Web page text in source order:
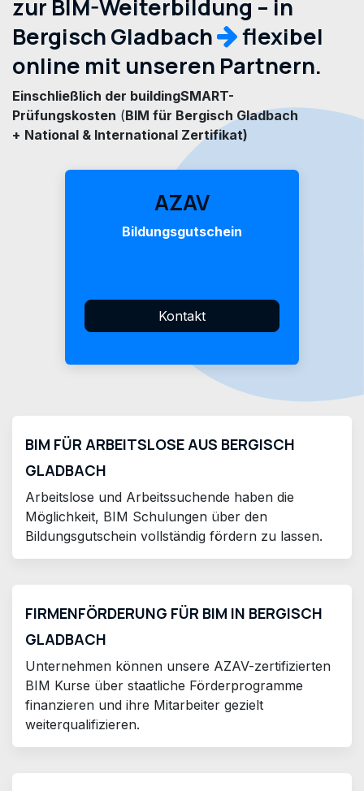
zur BIM-Weiterbildung – in
Bergisch Gladbach
flexibel
online mit unseren Partnern.
Einschließlich der buildingSMART-
Prüfungskosten (BIM für Bergisch Gladbach
+ National & International Zertifikat)
AZAV
Bildungsgutschein
Kontakt
BIM FÜR ARBEITSLOSE AUS BERGISCH
GLADBACH
Arbeitslose und Arbeitssuchende haben die
Möglichkeit, BIM Schulungen über den
Bildungsgutschein vollständig fördern zu lassen.
FIRMENFÖRDERUNG FÜR BIM IN BERGISCH
GLADBACH
Unternehmen können unsere AZAV-zertifizierten
BIM Kurse über staatliche Förderprogramme
finanzieren und ihre Mitarbeiter gezielt
weiterqualifizieren.